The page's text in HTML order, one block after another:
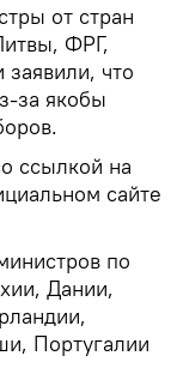
от стран
ФРГ,
что
за якобы
ссылкой на
сайте
по
Дании,
Португалии